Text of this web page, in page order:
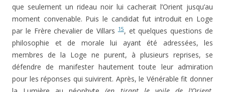
que seulement un rideau noir lui cacherait l’Orient jusqu’au
moment convenable. Puis le candidat fut introduit en Loge
par le Frère chevalier de Villars15, et quelques questions de
philosophie et de morale lui ayant été adressées, les
membres de la Loge ne purent, à plusieurs reprises, se
défendre de manifester hau­tement toute leur admiration
pour les réponses qui suivirent. Après, le Vénérable fit donner